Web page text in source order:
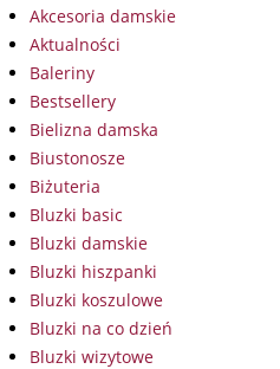
Akcesoria damskie
Aktualności
Baleriny
Bestsellery
Bielizna damska
Biustonosze
Biżuteria
Bluzki basic
Bluzki damskie
Bluzki hiszpanki
Bluzki koszulowe
Bluzki na co dzień
Bluzki wizytowe